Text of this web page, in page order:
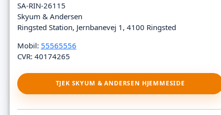
SA-RIN-26115
Skyum & Andersen
Ringsted Station, Jernbanevej 1, 4100 Ringsted
Mobil: 55565556
CVR: 40174265
TJEK SKYUM & ANDERSEN HJEMMESIDE